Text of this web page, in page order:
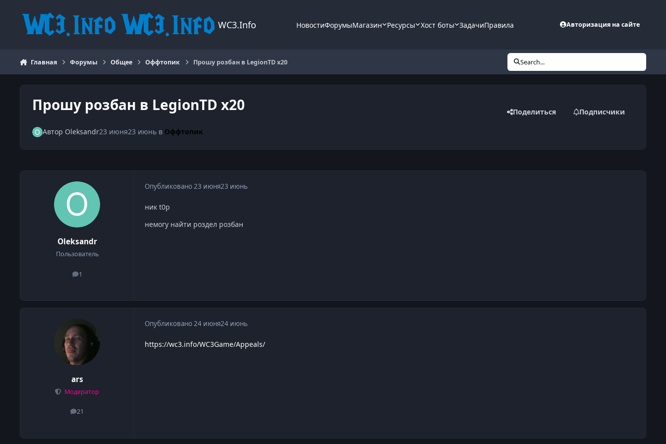
WC3.Info НовостиФорумыМагазин Ресурсы Хост боты ЗадачиПравила Авторизация на сайте
Главная Форумы Общее Оффтопик Прошу розбан в LegionTD x20 Search...
Прошу розбан в LegionTD x20 Поделиться Подписчики
Автор Oleksandr23 июня23 июньв Оффтопик
Oleksandr
Пользователь
1
сообщения
Опубликовано 23 июня23 июнь
ник t0p
немогу найти роздел розбан
ars
Модератор
21
сообщения
Опубликовано24 июня24 июнь
https://wc3.info/WC3Game/Appeals/